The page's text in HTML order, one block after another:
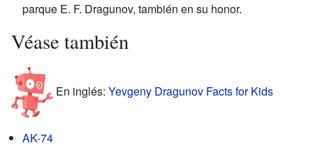
parque E. F. Dragunov, también en su honor.
Véase también
En inglés: Yevgeny Dragunov Facts for Kids
AK-74